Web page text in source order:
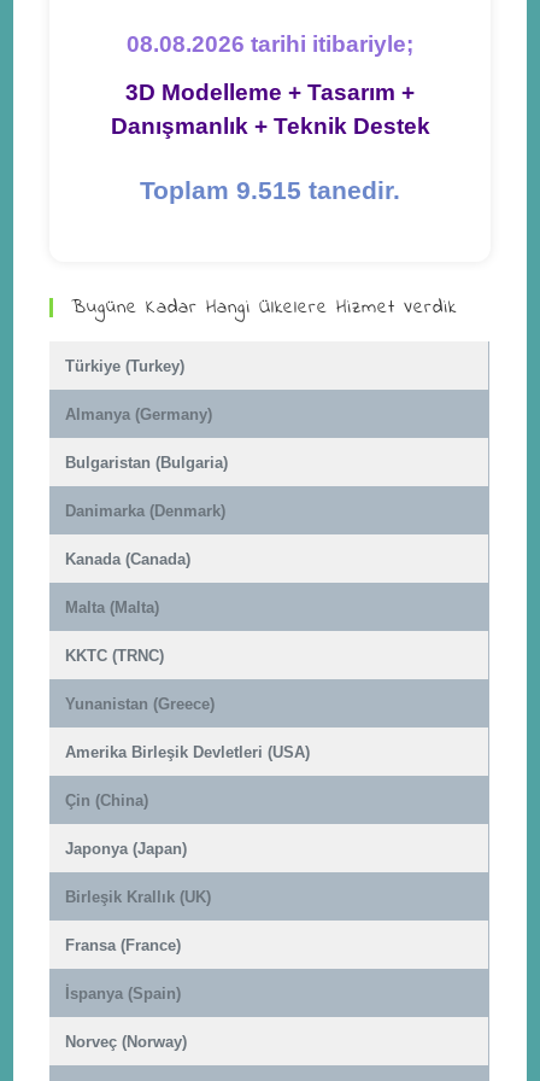
08.08.2026 tarihi itibariyle;
3D Modelleme + Tasarım +
Danışmanlık + Teknik Destek
Toplam 9.515 tanedir.
Bugüne Kadar Hangi Ülkelere Hizmet Verdik
Türkiye (Turkey)
Almanya (Germany)
Bulgaristan (Bulgaria)
Danimarka (Denmark)
Kanada (Canada)
Malta (Malta)
KKTC (TRNC)
Yunanistan (Greece)
Amerika Birleşik Devletleri (USA)
Çin (China)
Japonya (Japan)
Birleşik Krallık (UK)
Fransa (France)
İspanya (Spain)
Norveç (Norway)